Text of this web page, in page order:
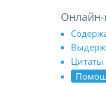
Онлайн-
Цитаты